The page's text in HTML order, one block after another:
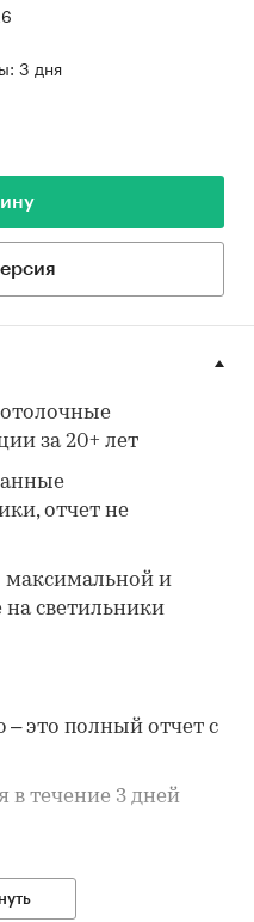
3 дня
за 20+ лет
отчет не
максимальной и
светильники
– это полный отчет с
в течение 3 дней